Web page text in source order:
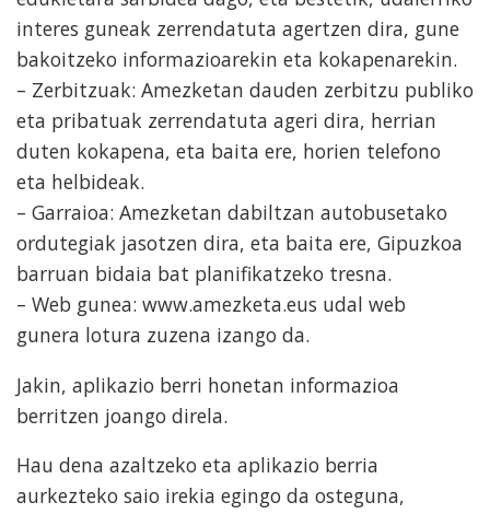
interes guneak zerrendatuta agertzen dira, gune
bakoitzeko informazioarekin eta kokapenarekin.
– Zerbitzuak: Amezketan dauden zerbitzu publiko
eta pribatuak zerrendatuta ageri dira, herrian
duten kokapena, eta baita ere, horien telefono
eta helbideak.
– Garraioa: Amezketan dabiltzan autobusetako
ordutegiak jasotzen dira, eta baita ere, Gipuzkoa
barruan bidaia bat planifikatzeko tresna.
– Web gunea: www.amezketa.eus udal web
gunera lotura zuzena izango da.
Jakin, aplikazio berri honetan informazioa
berritzen joango direla.
Hau dena azaltzeko eta aplikazio berria
aurkezteko saio irekia egingo da osteguna,